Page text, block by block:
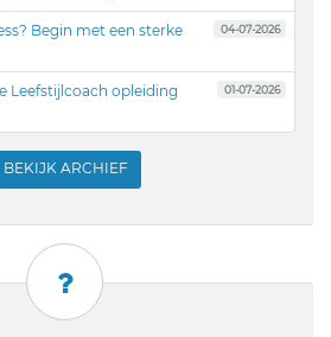
04-07-2026
Begin met een sterke
01-07-2026
Leefstijlcoach opleiding
BEKIJK ARCHIEF